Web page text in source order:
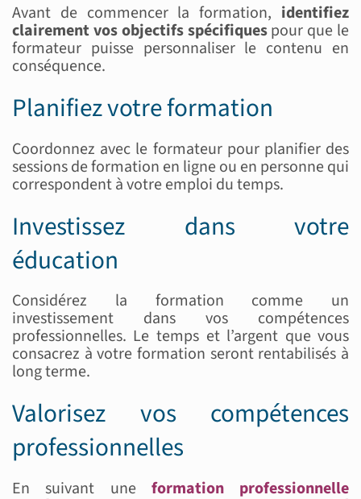
Avant de commencer la formation, identifiez
clairement vos objectifs spécifiquespour que le
formateur puisse personnaliser le contenu en
conséquence.
Planifiez votre formation
Coordonnez avec le formateur pour planifier des
sessions de formation en ligne ou en personne qui
correspondent à votre emploi du temps.
Investissez dans votre
éducation
Considérez la formation comme un
investissement dans vos compétences
professionnelles. Le temps et l’argent que vous
consacrez à votre formation seront rentabilisés à
long terme.
Valorisez vos compétences
professionnelles
En suivant une formation professionnelle